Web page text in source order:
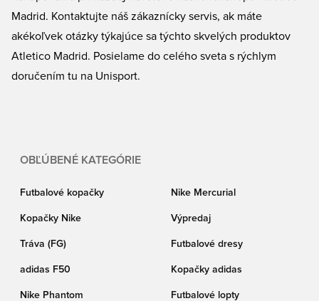
Madrid. Kontaktujte náš zákaznícky servis, ak máte
akékoľvek otázky týkajúce sa týchto skvelých produktov
Atletico Madrid. Posielame do celého sveta s rýchlym
doručením tu na Unisport.
OBĽÚBENÉ KATEGÓRIE
Futbalové kopačky Nike Mercurial
Kopačky Nike Výpredaj
Tráva (FG) Futbalové dresy
adidas F50 Kopačky adidas
Nike Phantom Futbalové lopty